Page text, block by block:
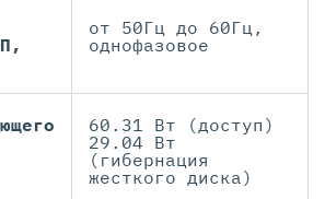
от 50Гц до 60Гц,
однофазовое
60.31 Вт (доступ)
29.04 Вт
(гибернация
жесткого диска)